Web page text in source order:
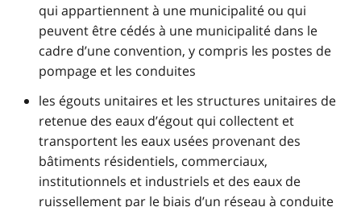
qui appartiennent à une municipalité ou qui
peuvent être cédés à une municipalité dans le
cadre d’une convention, y compris les postes de
pompage et les conduites
les égouts unitaires et les structures unitaires de
retenue des eaux d’égout qui collectent et
transportent les eaux usées provenant des
bâtiments résidentiels, commerciaux,
institutionnels et industriels et des eaux de
ruissellement par le biais d’un réseau à conduite